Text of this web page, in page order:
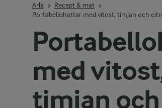
med
timjan
Arla
Recept & mat
Portabellohattar med vitost, timjan och